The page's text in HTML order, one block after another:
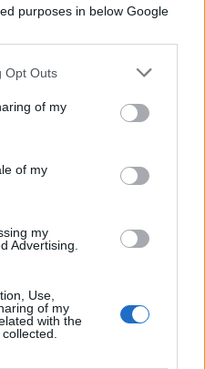
purposes in below Google
Opt Outs
of my
of my
my
Advertising.
Use,
of my
with the
posero fine ad un
senza via
Croazia e Bosnia
loro indipendenza
di un loro diritto
L’ultimo presidente
della
Croazia, della
un intervento
sul
delle minoranze serbe.
truppe regolari
(armate